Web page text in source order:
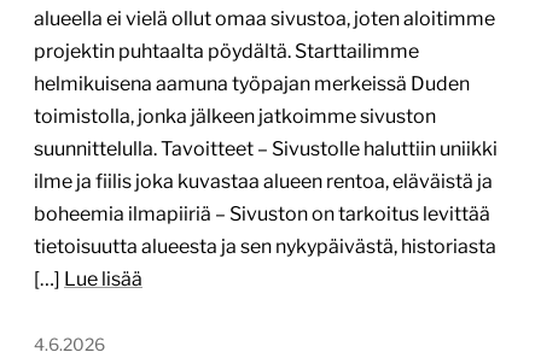
alueella ei vielä ollut omaa sivustoa, joten aloitimme
projektin puhtaalta pöydältä. Starttailimme
helmikuisena aamuna työpajan merkeissä Duden
toimistolla, jonka jälkeen jatkoimme sivuston
suunnittelulla. Tavoitteet – Sivustolle haluttiin uniikki
ilme ja fiilis joka kuvastaa alueen rentoa, eläväistä ja
boheemia ilmapiiriä – Sivuston on tarkoitus levittää
tietoisuutta alueesta ja sen nykypäivästä, historiasta
[…] Lue lisää
4.6.2026